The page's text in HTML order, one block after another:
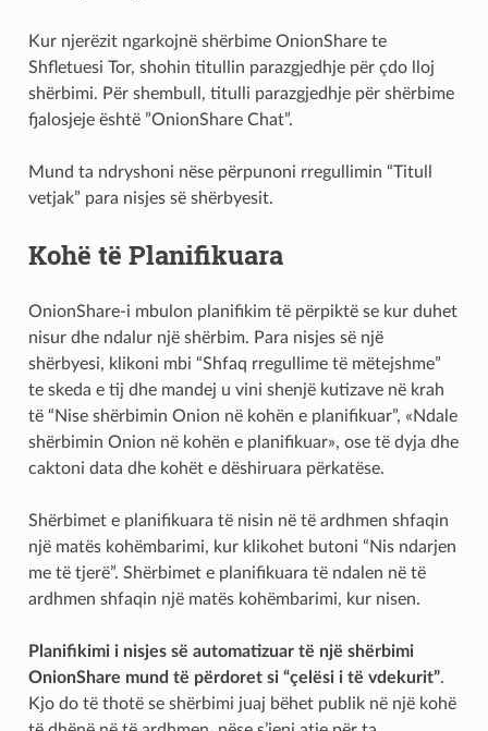
Kur njerëzit ngarkojnë shërbime OnionShare te
Shfletuesi Tor, shohin titullin parazgjedhje për çdo lloj
shërbimi. Për shembull, titulli parazgjedhje për shërbime
fjalosjeje është ”OnionShare Chat”.
Mund ta ndryshoni nëse përpunoni rregullimin “Titull
vetjak” para nisjes së shërbyesit.
Kohë të Planifikuara
OnionShare-i mbulon planifikim të përpiktë se kur duhet
nisur dhe ndalur një shërbim. Para nisjes së një
shërbyesi, klikoni mbi “Shfaq rregullime të mëtejshme”
te skeda e tij dhe mandej u vini shenjë kutizave në krah
të “Nise shërbimin Onion në kohën e planifikuar”, «Ndale
shërbimin Onion në kohën e planifikuar», ose të dyja dhe
caktoni data dhe kohët e dëshiruara përkatëse.
Shërbimet e planifikuara të nisin në të ardhmen shfaqin
një matës kohëmbarimi, kur klikohet butoni “Nis ndarjen
me të tjerë”. Shërbimet e planifikuara të ndalen në të
ardhmen shfaqin një matës kohëmbarimi, kur nisen.
Planifikimi i nisjes së automatizuar të një shërbimi
OnionShare mund të përdoret si “çelësi i të vdekurit”.
Kjo do të thotë se shërbimi juaj bëhet publik në një kohë